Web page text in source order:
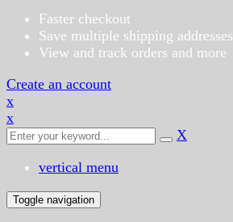
Faster checkout
Save multiple shipping addresses
View and track orders and more
Create an account
x
x
X
vertical menu
Toggle navigation